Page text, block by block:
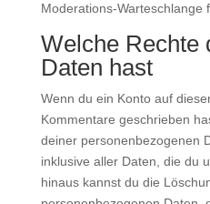
Moderations-Warteschlange
Welche Rechte
Daten hast
Wenn du ein Konto auf
Kommentare geschrieben
deiner personenbezogenen
inklusive aller Daten, die du
hinaus kannst du die